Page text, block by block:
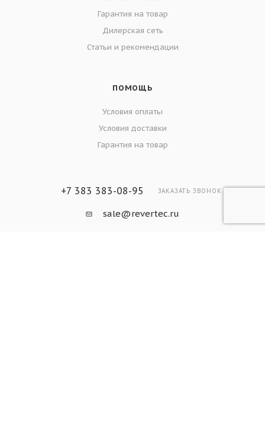
Гарантия на товар
Дилерская сеть
Статьи и рекомендации
ПОМОЩЬ
Условия оплаты
Условия доставки
Гарантия на товар
+7 383 383-08-95 ЗАКАЗАТЬ ЗВОНОК
sale@revertec.ru